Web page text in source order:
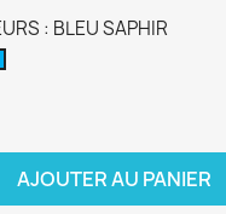
: BLEU SAPHIR
AJOUTER AU PANIER